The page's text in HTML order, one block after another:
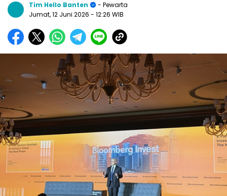
Tim Hello Banten
- Pewarta
Jumat, 12 Juni 2026 - 12:26 WIB